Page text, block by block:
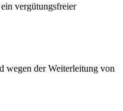
vergütungsfreier
wegen der Weiterleitung von